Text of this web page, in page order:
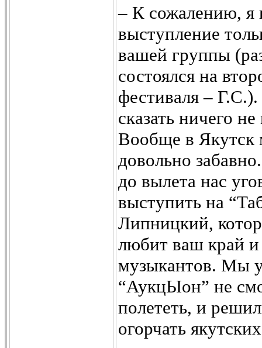
– К сожалению, я
выступление
вашей группы
состоялся на
фестиваля –
сказать ничего
Вообще в Якутск
довольно
до вылета нас
выступить на
Липницкий,
любит ваш край
музыкантов. Мы
“АукцЫон” не
полететь, и
огорчать